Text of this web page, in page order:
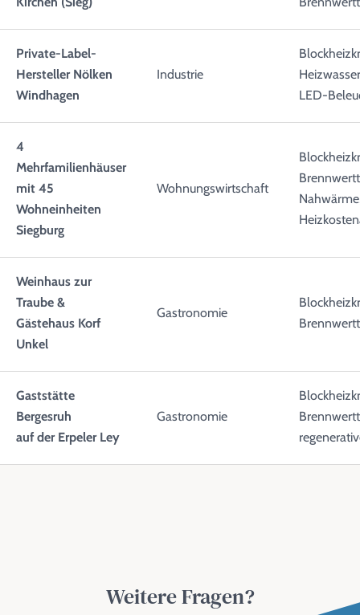
Private-Label-
Hersteller Nölken
Windhagen
Industrie
LED-
4
Mehrfamilienhäuser
mit 45
Wohneinheiten
Siegburg
Wohnungswirtschaft
Weinhaus zur
Traube &
Gästehaus Korf
Unkel
Gastronomie
Gaststätte
Bergesruh
auf der Erpeler Ley
Gastronomie
Weitere Fragen?